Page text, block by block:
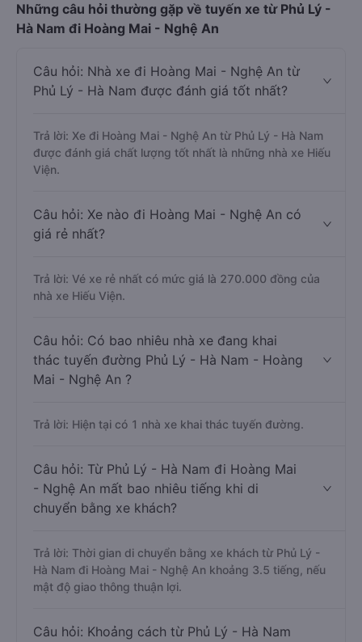
Những câu hỏi thường gặp về tuyến xe từ Phủ Lý -
Hà Nam đi Hoàng Mai - Nghệ An
Câu hỏi: Nhà xe đi Hoàng Mai - Nghệ An từ
Phủ Lý - Hà Nam được đánh giá tốt nhất?
Trả lời: Xe đi Hoàng Mai - Nghệ An từ Phủ Lý - Hà Nam
được đánh giá chất lượng tốt nhất là những nhà xe Hiếu
Viện.
Câu hỏi: Xe nào đi Hoàng Mai - Nghệ An có
giá rẻ nhất?
Trả lời: Vé xe rẻ nhất có mức giá là 270.000 đồng của
nhà xe Hiếu Viện.
Câu hỏi: Có bao nhiêu nhà xe đang khai
thác tuyến đường Phủ Lý - Hà Nam - Hoàng
Mai - Nghệ An ?
Trả lời: Hiện tại có 1 nhà xe khai thác tuyến đường.
Câu hỏi: Từ Phủ Lý - Hà Nam đi Hoàng Mai
- Nghệ An mất bao nhiêu tiếng khi di
chuyển bằng xe khách?
Trả lời: Thời gian di chuyển bằng xe khách từ Phủ Lý -
Hà Nam đi Hoàng Mai - Nghệ An khoảng 3.5 tiếng, nếu
mật độ giao thông thuận lợi.
Câu hỏi: Khoảng cách từ Phủ Lý - Hà Nam